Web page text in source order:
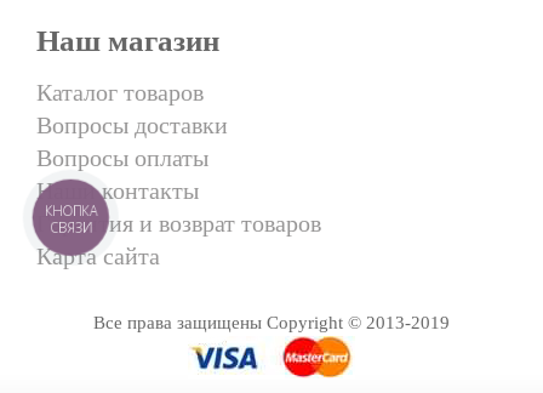
Все права защищены Copyright © 2013-2019
Наш магазин
Каталог товаров
Вопросы доставки
Вопросы оплаты
Наши контакты
Гарантия и возврат товаров
Карта сайта
КНОПКА
СВЯЗИ